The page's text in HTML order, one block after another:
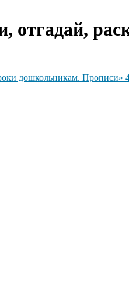
дошкольникам. Прописи»